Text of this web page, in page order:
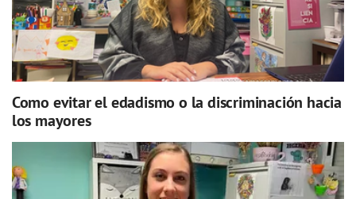
Como evitar el edadismo o la discriminación hacia
los mayores